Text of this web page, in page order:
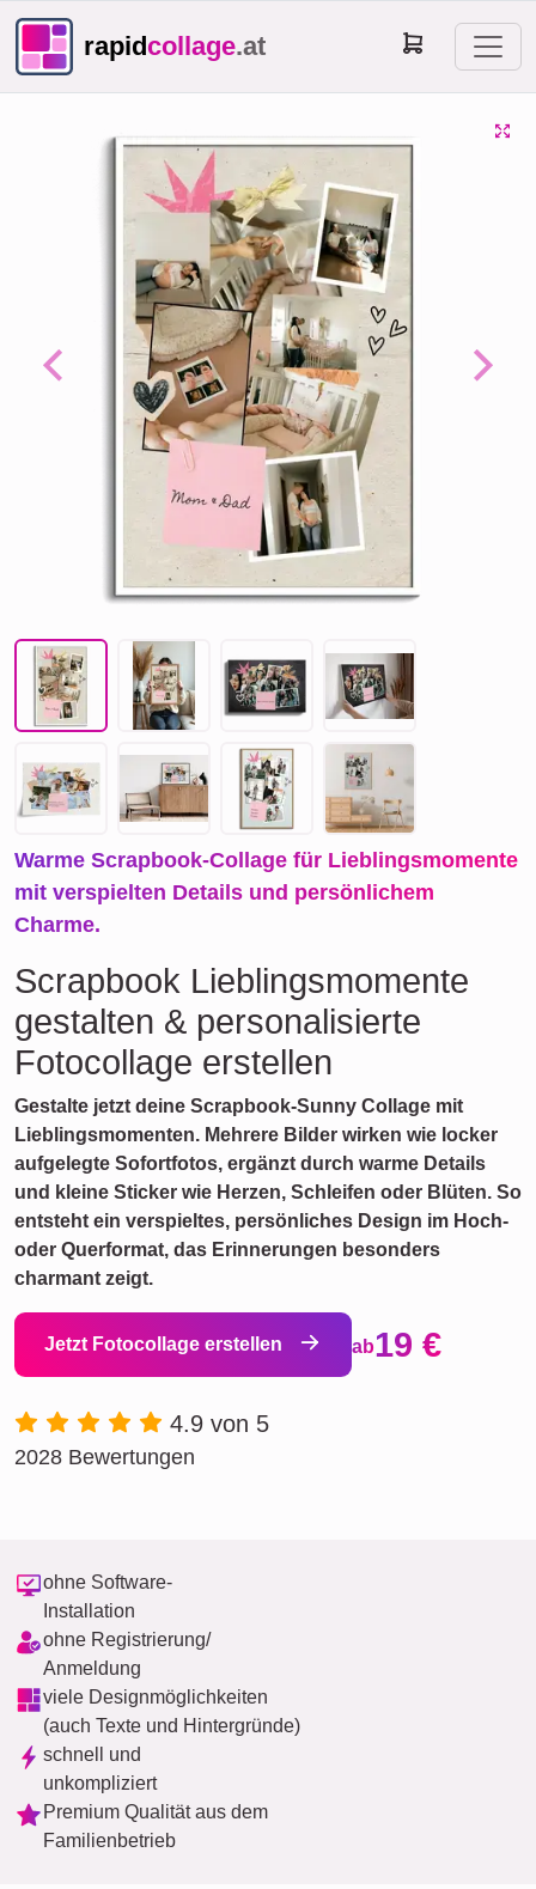
rapidcollage.at
Previous Next
Warme Scrapbook-Collage für Lieblingsmomente
mit verspielten Details und persönlichem
Charme.
Scrapbook Lieblingsmomente
gestalten & personalisierte
Fotocollage erstellen
Gestalte jetzt deine Scrapbook-Sunny Collage mit
Lieblingsmomenten. Mehrere Bilder wirken wie locker
aufgelegte Sofortfotos, ergänzt durch warme Details
und kleine Sticker wie Herzen, Schleifen oder Blüten. So
entsteht ein verspieltes, persönliches Design im Hoch-
oder Querformat, das Erinnerungen besonders
charmant zeigt.
Jetzt Fotocollage erstellen ab19 €
4.9 von 5
2028 Bewertungen
ohne Software-
Installation
ohne Registrierung/
Anmeldung
viele Designmöglichkeiten
(auch Texte und Hintergründe)
schnell und
unkompliziert
Premium Qualität aus dem
Familienbetrieb